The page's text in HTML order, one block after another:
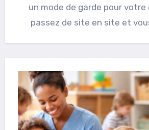
un mode de garde pour
passez de site en site et